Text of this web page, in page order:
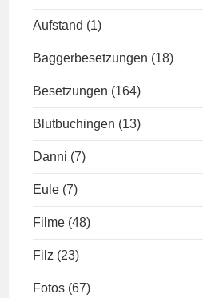
Aufstand (1)
Baggerbesetzungen (18)
Besetzungen (164)
Blutbuchingen (13)
Danni (7)
Eule (7)
Filme (48)
Filz (23)
Fotos (67)